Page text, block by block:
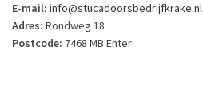
E-mail: info@stucadoorsbedrijfkrake.nl
Adres: Rondweg 18
Postcode: 7468 MB Enter